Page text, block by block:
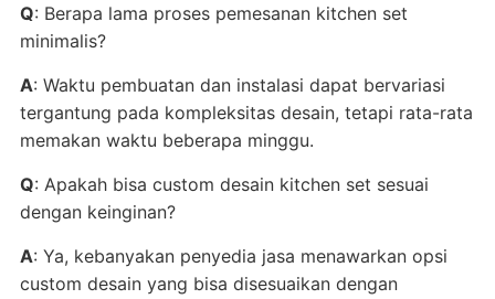
Q: Berapa lama proses pemesanan kitchen set
minimalis?
A: Waktu pembuatan dan instalasi dapat bervariasi
tergantung pada kompleksitas desain, tetapi rata-rata
memakan waktu beberapa minggu.
Q: Apakah bisa custom desain kitchen set sesuai
dengan keinginan?
A: Ya, kebanyakan penyedia jasa menawarkan opsi
custom desain yang bisa disesuaikan dengan